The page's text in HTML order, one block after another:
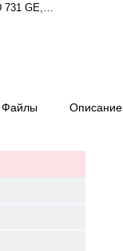
731 GE,
мм, масса —
Файлы Описание